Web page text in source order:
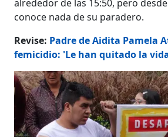
alrededor de las 15:50, pero
conoce nada de su paradero.
Revise: Padre de Aidita Pamela
femicidio: 'Le han quitado la